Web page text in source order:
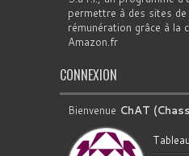
permettre à des sites de
rémunération grâce à la
Amazon.fr
CONNEXION
Bienvenue ChAT